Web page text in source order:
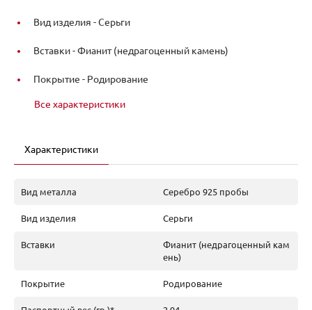
Вид изделия -Серьги
Вставки -Фианит (недрагоценный камень)
Покрытие - Родирование
Все характеристики
Характеристики
Вид металла Серебро 925 пробы
Вид изделия Серьги
Вставки
Фианит (недрагоценный кам
ень)
Покрытие Родирование